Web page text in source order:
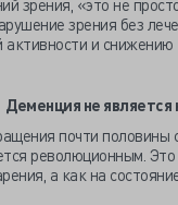
зрения, «это не
зрения без
и снижению
Деменция не
почти половины
революционным.
а как на